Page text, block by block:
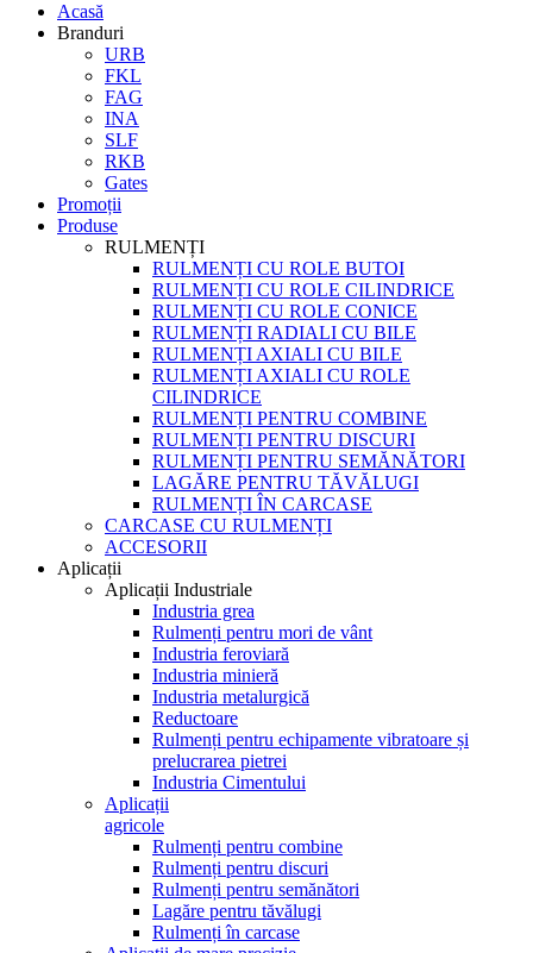
Acasă
Branduri
URB
FKL
FAG
INA
SLF
RKB
Gates
Promoții
Produse
RULMENȚI
RULMENȚI CU ROLE BUTOI
RULMENȚI CU ROLE CILINDRICE
RULMENȚI CU ROLE CONICE
RULMENȚI RADIALI CU BILE
RULMENȚI AXIALI CU BILE
RULMENȚI AXIALI CU ROLE
CILINDRICE
RULMENȚI PENTRU COMBINE
RULMENȚI PENTRU DISCURI
RULMENȚI PENTRU SEMĂNĂTORI
LAGĂRE PENTRU TĂVĂLUGI
RULMENȚI ÎN CARCASE
CARCASE CU RULMENȚI
ACCESORII
Aplicații
Aplicații Industriale
Industria grea
Rulmenți pentru mori de vânt
Industria feroviară
Industria minieră
Industria metalurgică
Reductoare
Rulmenți pentru echipamente vibratoare și
prelucrarea pietrei
Industria Cimentului
Aplicații
agricole
Rulmenți pentru combine
Rulmenți pentru discuri
Rulmenți pentru semănători
Lagăre pentru tăvălugi
Rulmenți în carcase